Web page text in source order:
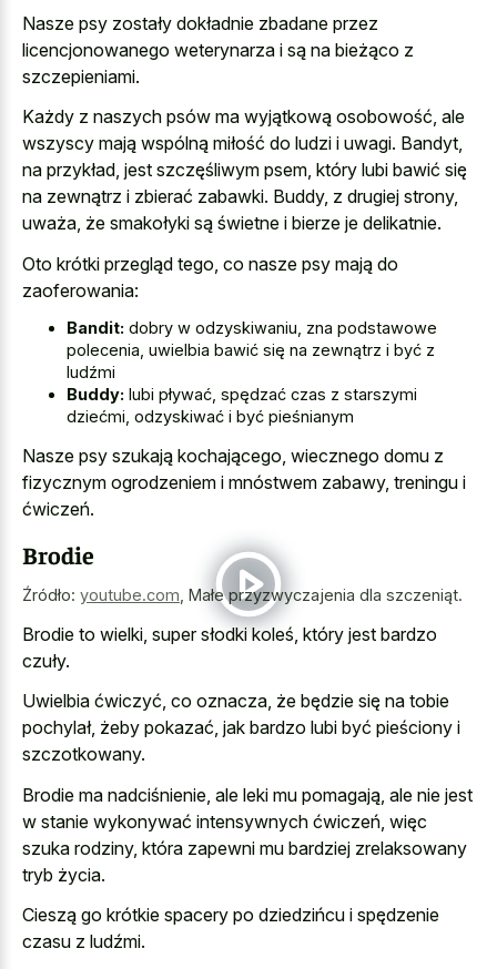
Nasze psy zostały dokładnie zbadane przez
licencjonowanego weterynarza i są na bieżąco z
szczepieniami.
Każdy z naszych psów ma wyjątkową osobowość, ale
wszyscy mają wspólną miłość do ludzi i uwagi. Bandyt,
na przykład, jest szczęśliwym psem, który lubi bawić się
na zewnątrz i zbierać zabawki. Buddy, z drugiej strony,
uważa, że smakołyki są świetne i bierze je delikatnie.
Oto krótki przegląd tego, co nasze psy mają do
zaoferowania:
Bandit: dobry w odzyskiwaniu, zna podstawowe
polecenia, uwielbia bawić się na zewnątrz i być z
ludźmi
Buddy: lubi pływać, spędzać czas z starszymi
dziećmi, odzyskiwać i być pieśnianym
Nasze psy szukają kochającego, wiecznego domu z
fizycznym ogrodzeniem i mnóstwem zabawy, treningu i
ćwiczeń.
Brodie
Źródło: youtube.com Małe przyzwyczajenia dla szczeniąt.
Brodie to wielki, super słodki koleś, który jest bardzo
czuły.
Uwielbia ćwiczyć, co oznacza, że będzie się na tobie
pochylał, żeby pokazać, jak bardzo lubi być pieściony i
szczotkowany.
Brodie ma nadciśnienie, ale leki mu pomagają, ale nie jest
w stanie wykonywać intensywnych ćwiczeń, więc
szuka rodziny, która zapewni mu bardziej zrelaksowany
tryb życia.
Cieszą go krótkie spacery po dziedzińcu i spędzenie
czasu z ludźmi.